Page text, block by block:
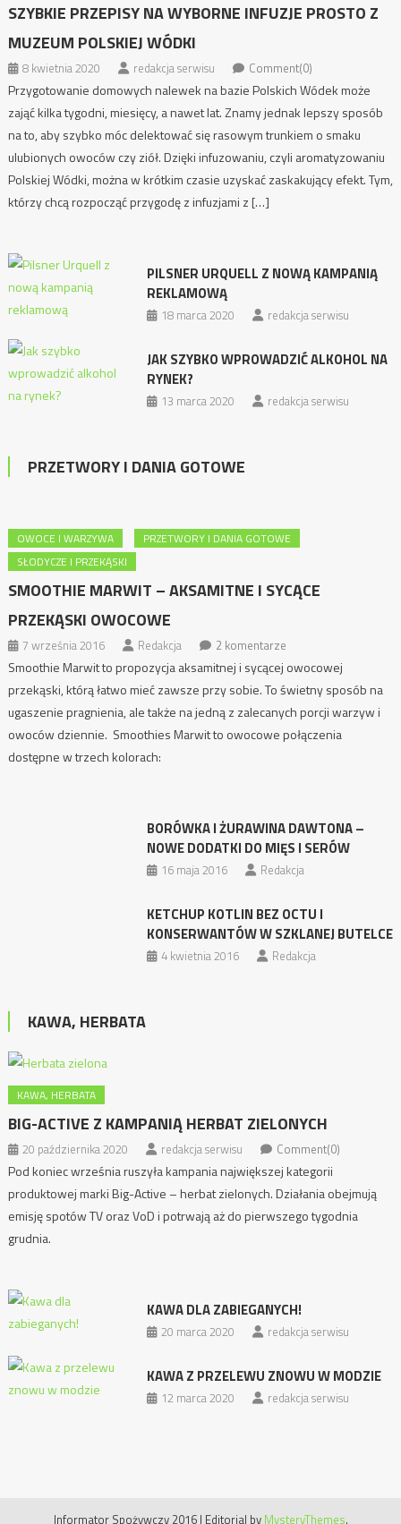
SZYBKIE PRZEPISY NA WYBORNE INFUZJE PROSTO Z
MUZEUM POLSKIEJ WÓDKI
8 kwietnia 2020 redakcja serwisu Comment(0)
Przygotowanie domowych nalewek na bazie Polskich Wódek może
zająć kilka tygodni, miesięcy, a nawet lat. Znamy jednak lepszy sposób
na to, aby szybko móc delektować się rasowym trunkiem o smaku
ulubionych owoców czy ziół. Dzięki infuzowaniu, czyli aromatyzowaniu
Polskiej Wódki, można w krótkim czasie uzyskać zaskakujący efekt. Tym,
którzy chcą rozpocząć przygodę z infuzjami z […]
PILSNER URQUELL Z NOWĄ KAMPANIĄ
REKLAMOWĄ
18 marca 2020 redakcja serwisu
JAK SZYBKO WPROWADZIĆ ALKOHOL NA
RYNEK?
13 marca 2020 redakcja serwisu
PRZETWORY I DANIA GOTOWE
OWOCE I WARZYWA
PRZETWORY I DANIA GOTOWE
SŁODYCZE I PRZEKĄSKI
SMOOTHIE MARWIT – AKSAMITNE I SYCĄCE
PRZEKĄSKI OWOCOWE
7 września 2016 Redakcja 2 komentarze
Smoothie Marwit to propozycja aksamitnej i sycącej owocowej
przekąski, którą łatwo mieć zawsze przy sobie. To świetny sposób na
ugaszenie pragnienia, ale także na jedną z zalecanych porcji warzyw i
owoców dziennie. Smoothies Marwit to owocowe połączenia
dostępne w trzech kolorach:
BORÓWKA I ŻURAWINA DAWTONA –
NOWE DODATKI DO MIĘS I SERÓW
16 maja 2016 Redakcja
KETCHUP KOTLIN BEZ OCTU I
KONSERWANTÓW W SZKLANEJ BUTELCE
4 kwietnia 2016 Redakcja
KAWA, HERBATA
KAWA, HERBATA
BIG-ACTIVE Z KAMPANIĄ HERBAT ZIELONYCH
20 października 2020 redakcja serwisu Comment(0)
Pod koniec września ruszyła kampania największej kategorii
produktowej marki Big-Active – herbat zielonych. Działania obejmują
emisję spotów TV oraz VoD i potrwają aż do pierwszego tygodnia
grudnia.
KAWA DLA ZABIEGANYCH!
20 marca 2020 redakcja serwisu
KAWA Z PRZELEWU ZNOWU W MODZIE
12 marca 2020 redakcja serwisu
Informator Spożywczy 2016 | Editorial by MysteryThemes.